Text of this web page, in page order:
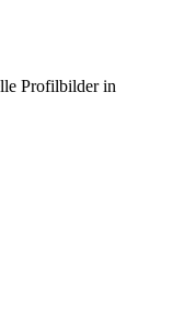
Profilbilder in